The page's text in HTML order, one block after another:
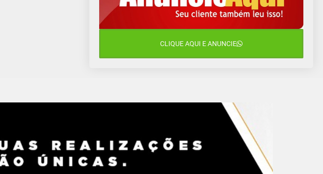
12 de agosto
15°C 11°C
CLIQUE AQUI E ANUNCIE